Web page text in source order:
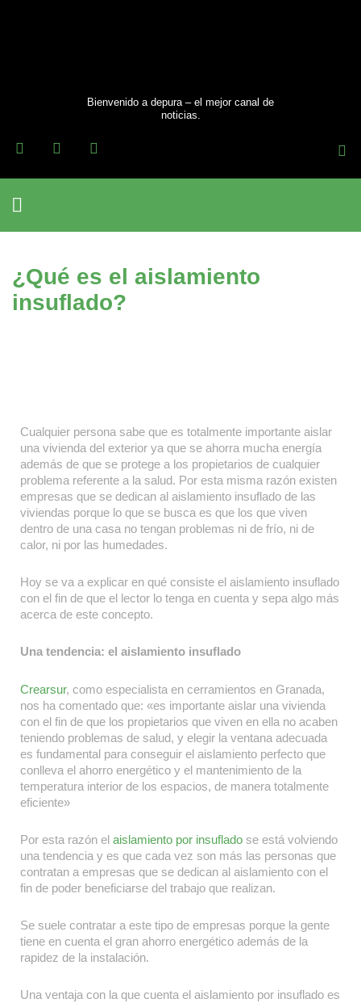
Bienvenido a depura – el mejor canal de
noticias.
F
c
b
o
T
i
r
I
s
r
¿Qué es el aislamiento
insuflado?
Cualquier persona sabe que es totalmente importante aislar
una vivienda del exterior ya que se ahorra mucha energía
además de que se protege a los propietarios de cualquier
problema referente a la salud. Por esta misma razón existen
empresas que se dedican al aislamiento insuflado de las
viviendas porque lo que se busca es que los que viven
dentro de una casa no tengan problemas ni de frío, ni de
calor, ni por las humedades.
Hoy se va a explicar en qué consiste el aislamiento insuflado
con el fin de que el lector lo tenga en cuenta y sepa algo más
acerca de este concepto.
Una tendencia: el aislamiento insuflado
Crearsur, como especialista en cerramientos en Granada,
nos ha comentado que: «es importante aislar una vivienda
con el fin de que los propietarios que viven en ella no acaben
teniendo problemas de salud, y elegir la ventana adecuada
es fundamental para conseguir el aislamiento perfecto que
conlleva el ahorro energético y el mantenimiento de la
temperatura interior de los espacios, de manera totalmente
eficiente»
Por esta razón el aislamiento por insuflado se está volviendo
una tendencia y es que cada vez son más las personas que
contratan a empresas que se dedican al aislamiento con el
fin de poder beneficiarse del trabajo que realizan.
Se suele contratar a este tipo de empresas porque la gente
tiene en cuenta el gran ahorro energético además de la
rapidez de la instalación.
Una ventaja con la que cuenta el aislamiento por insuflado es